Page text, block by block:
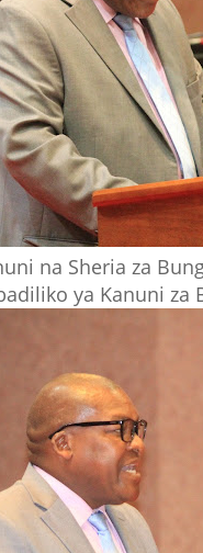
na Sheria za
ya Kanuni za